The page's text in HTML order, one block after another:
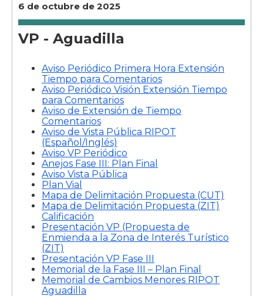
6 de octubre de 2025
VP - Aguadilla
Aviso Periódico Primera Hora Extensión
Tiempo para Comentarios
Aviso Periódico Visión Extensión Tiempo
para Comentarios
Aviso de Extensión de Tiempo
Comentarios
Aviso de Vista Pública RIPOT
(Español/Inglés)
Aviso VP Periódico
Anejos Fase III: Plan Final
Aviso Vista Pública
Plan Vial
Mapa de Delimitación Propuesta (CUT)
Mapa de Delimitación Propuesta (ZIT)
Calificación
Presentación VP (Propuesta de
Enmienda a la Zona de Interés Turístico
(ZIT)
Presentación VP Fase III
Memorial de la Fase III – Plan Final
Memorial de Cambios Menores RIPOT
Aguadilla